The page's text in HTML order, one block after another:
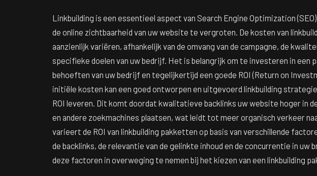
Linkbuilding is een essentieel aspect van Search Engine Optimization
de online zichtbaarheid van uw website te vergroten. De kosten van
aanzienlijk variëren, afhankelijk van de omvang van de campagne, de
specifieke doelen van uw bedrijf. Het is belangrijk om te investeren in een
behoeften van uw bedrijf en tegelijkertijd een goede ROI (Return on
initiële kosten kan een goed ontworpen en uitgevoerd linkbuilding
ROI leveren. Dit komt doordat kwalitatieve backlinks uw website hoger in
en andere zoekmachines plaatsen, wat leidt tot meer organisch verkeer
varieert de ROI van linkbuilding pakketten op basis van verschillende
de backlinks, de relevantie van de gelinkte inhoud en de concurrentie in uw
deze factoren in overweging te nemen bij het kiezen van een linkbuilding